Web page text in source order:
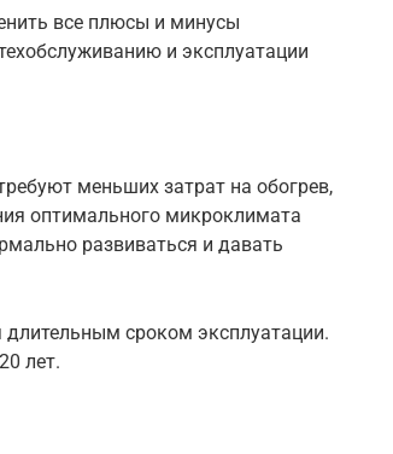
все плюсы и минусы
и эксплуатации
меньших затрат на обогрев,
оптимального микроклимата
развиваться и давать
сроком эксплуатации.
лет.